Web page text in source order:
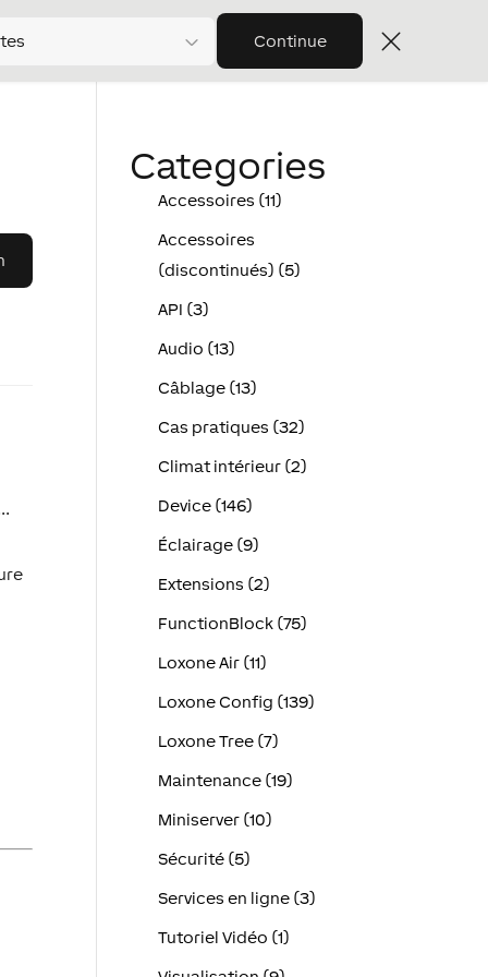
Continue
Categories
Accessoires (11)
Accessoires
(discontinués) (5)
API (3)
Audio (13)
Câblage (13)
Cas pratiques (32)
Climat intérieur (2)
Device (146)
Éclairage (9)
Extensions (2)
FunctionBlock (75)
Loxone Air (11)
Loxone Config (139)
Loxone Tree (7)
Maintenance (19)
Miniserver (10)
Sécurité (5)
Services en ligne (3)
Tutoriel Vidéo (1)